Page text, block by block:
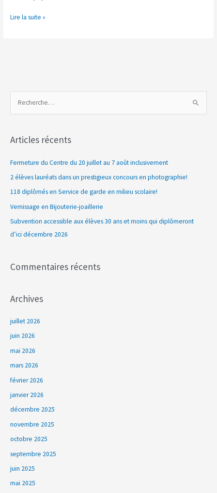
Lire la suite »
h
h
e
r
Articles récents
Fermeture du Centre du 20 juillet au 7 août inclusivement
2 élèves lauréats dans un prestigieux concours en photographie!
118 diplômés en Service de garde en milieu scolaire!
Vernissage en Bijouterie-joaillerie
Subvention accessible aux élèves 30 ans et moins qui diplômeront
d’ici décembre 2026
Commentaires récents
Archives
juillet 2026
juin 2026
mai 2026
mars 2026
février 2026
janvier 2026
décembre 2025
novembre 2025
octobre 2025
septembre 2025
juin 2025
mai 2025